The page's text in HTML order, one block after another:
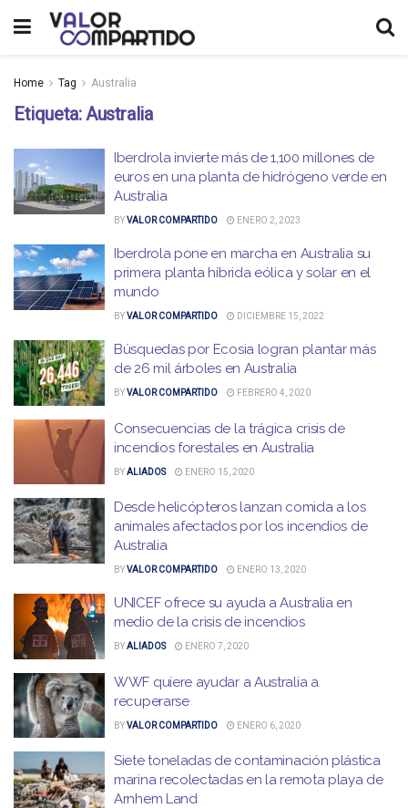
Home Tag Australia
Etiqueta:Australia
Iberdrola invierte más de 1,100 millones de
euros en una planta de hidrógeno verde en
Australia
BYVALOR COMPARTIDO ENERO 2, 2023
Iberdrola pone en marcha en Australia su
primera planta híbrida eólica y solar en el
mundo
BYVALOR COMPARTIDO DICIEMBRE 15, 2022
Búsquedas por Ecosia logran plantar más
de 26 mil árboles en Australia
BYVALOR COMPARTIDO FEBRERO 4, 2020
Consecuencias de la trágica crisis de
incendios forestales en Australia
BYALIADOS ENERO 15, 2020
Desde helicópteros lanzan comida a los
animales afectados por los incendios de
Australia
BYVALOR COMPARTIDO ENERO 13, 2020
UNICEF ofrece su ayuda a Australia en
medio de la crisis de incendios
BYALIADOS ENERO 7, 2020
WWF quiere ayudar a Australia a
recuperarse
BYVALOR COMPARTIDO ENERO 6, 2020
Siete toneladas de contaminación plástica
marina recolectadas en la remota playa de
Arnhem Land